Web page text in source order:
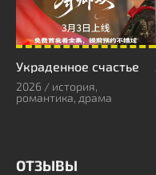
Украденное счастье
2026 / история,
романтика, драма
ОТЗЫВЫ